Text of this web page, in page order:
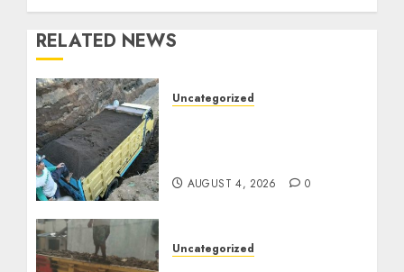
RELATED NEWS
Uncategorized
AUGUST 4, 2026 0
Uncategorized